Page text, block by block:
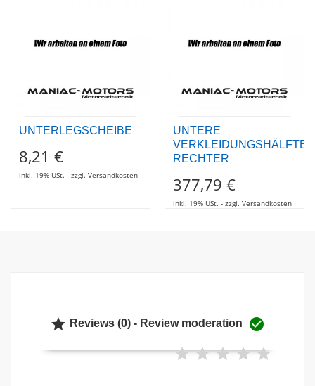
UNTERLEGSCHEIBE
8,21 €
inkl. 19% USt. - zzgl. Versandkosten
UNTERE
VERKLEIDUNGSHÄLFTE
RECHTER
377,79 €
inkl. 19% USt. - zzgl. Versandkosten
 Reviews (0) - Review moderation 